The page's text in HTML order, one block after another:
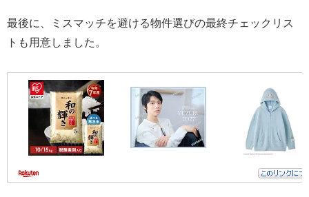
最後に、ミスマッチを避ける物件選びの最終チェックリス
トも用意しました。